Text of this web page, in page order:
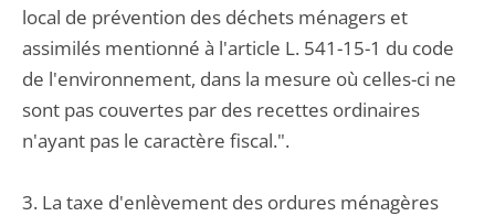
local de prévention des déchets ménagers et
assimilés mentionné à l'article L. 541-15-1 du code
de l'environnement, dans la mesure où celles-ci ne
sont pas couvertes par des recettes ordinaires
n'ayant pas le caractère fiscal.".
3. La taxe d'enlèvement des ordures ménagères